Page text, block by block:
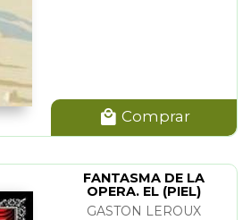
Comprar
FANTASMA DE LA
OPERA. EL (PIEL)
GASTON LEROUX